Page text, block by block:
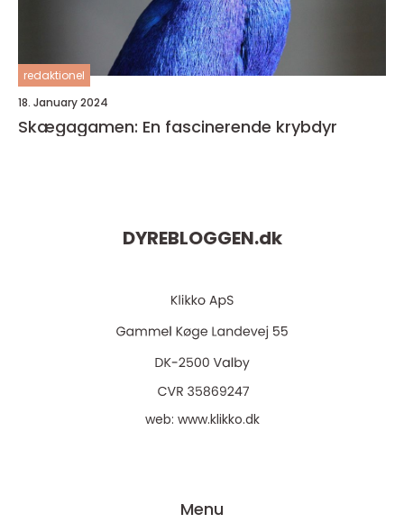
redaktionel
18. January 2024
Skægagamen: En fascinerende krybdyr
DYREBLOGGEN.dk
web: www.klikko.dk
Menu